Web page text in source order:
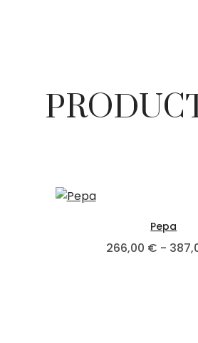
Este producto tiene múltiples
de precios: desde 213,00 €
Pepa
266,00 € -